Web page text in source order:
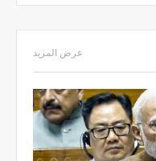
عرض المزيد